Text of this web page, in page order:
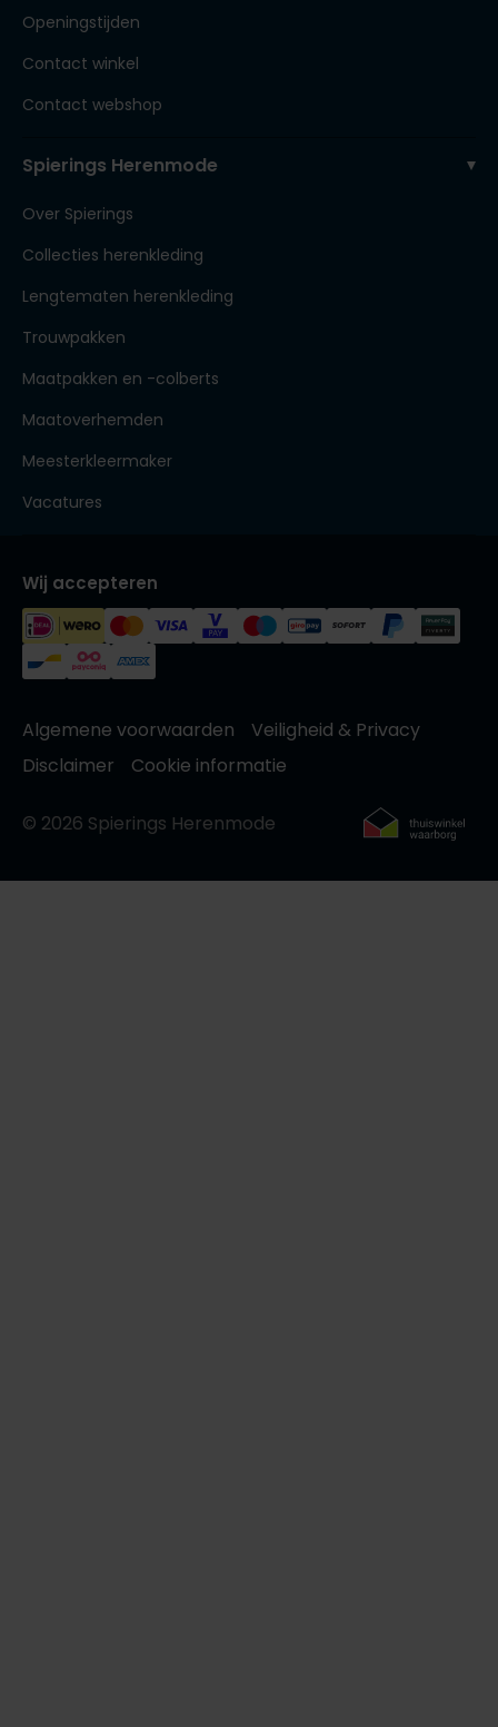
Openingstijden
Contact winkel
Contact webshop
Spierings Herenmode
Over Spierings
Collecties herenkleding
Lengtematen herenkleding
Trouwpakken
Maatpakken en -colberts
Maatoverhemden
Meesterkleermaker
Vacatures
Wij accepteren
Algemene voorwaarden
Veiligheid & Privacy
Disclaimer
Cookie informatie
© 2026 Spierings Herenmode